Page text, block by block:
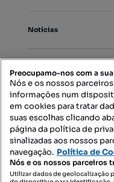
Notícias
Mapa do Site
Contacte-nos
Preocupamo-nos com a
Nós e os nossos parceiros
informações num
em cookies para tratar
suas escolhas clicando
página da política de
sinalizadas aos nossos
navegação. Política de
Nós e os nossos parceiros
Utilizar dados de geolocalização